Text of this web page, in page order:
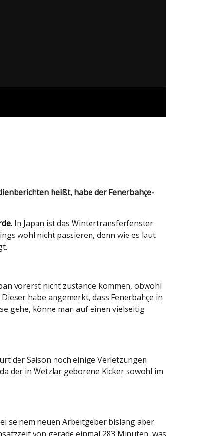
In Japan ist das Wintertransferfenster
wohl nicht passieren, denn wie es laut
vorerst nicht zustande kommen, obwohl
habe angemerkt, dass Fenerbahçe in
gehe, könne man auf einen vielseitig
der Saison noch einige Verletzungen
der in Wetzlar geborene Kicker sowohl im
seinem neuen Arbeitgeber bislang aber
von gerade einmal 283 Minuten, was